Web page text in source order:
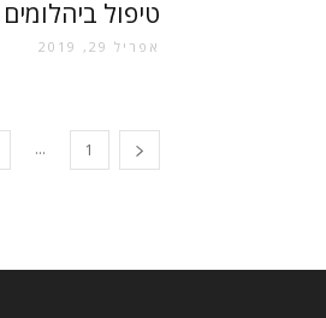
טיפול ביהלומים
אפריל 29, 2019
1
...